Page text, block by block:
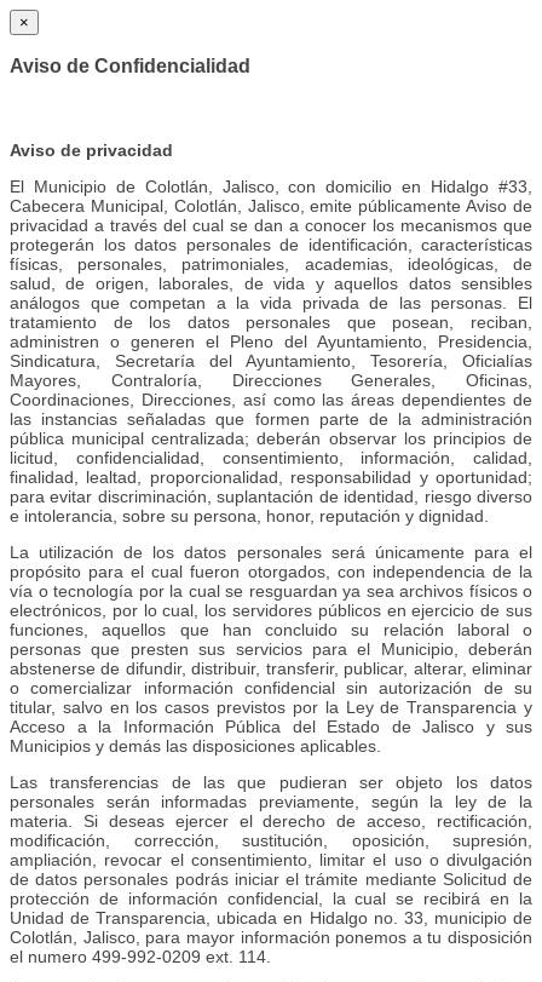
×
Aviso de Confidencialidad
Aviso de privacidad
El Municipio de Colotlán, Jalisco, con domicilio en Hidalgo #33,
Cabecera Municipal, Colotlán, Jalisco, emite públicamente Aviso de
privacidad a través del cual se dan a conocer los mecanismos que
protegerán los datos personales de identificación, características
físicas, personales, patrimoniales, academias, ideológicas, de
salud, de origen, laborales, de vida y aquellos datos sensibles
análogos que competan a la vida privada de las personas. El
tratamiento de los datos personales que posean, reciban,
administren o generen el Pleno del Ayuntamiento, Presidencia,
Sindicatura, Secretaría del Ayuntamiento, Tesorería, Oficialías
Mayores, Contraloría, Direcciones Generales, Oficinas,
Coordinaciones, Direcciones, así como las áreas dependientes de
las instancias señaladas que formen parte de la administración
pública municipal centralizada; deberán observar los principios de
licitud, confidencialidad, consentimiento, información, calidad,
finalidad, lealtad, proporcionalidad, responsabilidad y oportunidad;
para evitar discriminación, suplantación de identidad, riesgo diverso
e intolerancia, sobre su persona, honor, reputación y dignidad.
La utilización de los datos personales será únicamente para el
propósito para el cual fueron otorgados, con independencia de la
vía o tecnología por la cual se resguardan ya sea archivos físicos o
electrónicos, por lo cual, los servidores públicos en ejercicio de sus
funciones, aquellos que han concluido su relación laboral o
personas que presten sus servicios para el Municipio, deberán
abstenerse de difundir, distribuir, transferir, publicar, alterar, eliminar
o comercializar información confidencial sin autorización de su
titular, salvo en los casos previstos por la Ley de Transparencia y
Acceso a la Información Pública del Estado de Jalisco y sus
Municipios y demás las disposiciones aplicables.
Las transferencias de las que pudieran ser objeto los datos
personales serán informadas previamente, según la ley de la
materia. Si deseas ejercer el derecho de acceso, rectificación,
modificación, corrección, sustitución, oposición, supresión,
ampliación, revocar el consentimiento, limitar el uso o divulgación
de datos personales podrás iniciar el trámite mediante Solicitud de
protección de información confidencial, la cual se recibirá en la
Unidad de Transparencia, ubicada en Hidalgo no. 33, municipio de
Colotlán, Jalisco, para mayor información ponemos a tu disposición
el numero 499-992-0209 ext. 114.